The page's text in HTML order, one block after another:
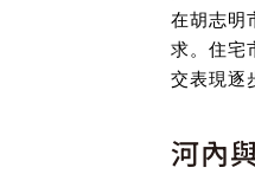
在胡志明
求。住宅
交表現逐
河內